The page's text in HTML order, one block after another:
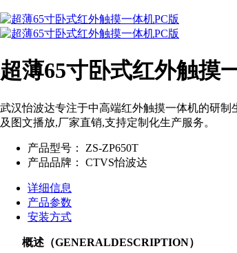
超薄65寸卧式红外触摸
武汉怡波达专注于中高端红外触摸一体机的研
及图文播放,厂家直销,支持定制化生产服务。
产品型号：
ZS-ZP650T
产品品牌：
CTVS怡波达
详细信息
产品参数
安装方式
概述（GENERALDESCRIPTION）